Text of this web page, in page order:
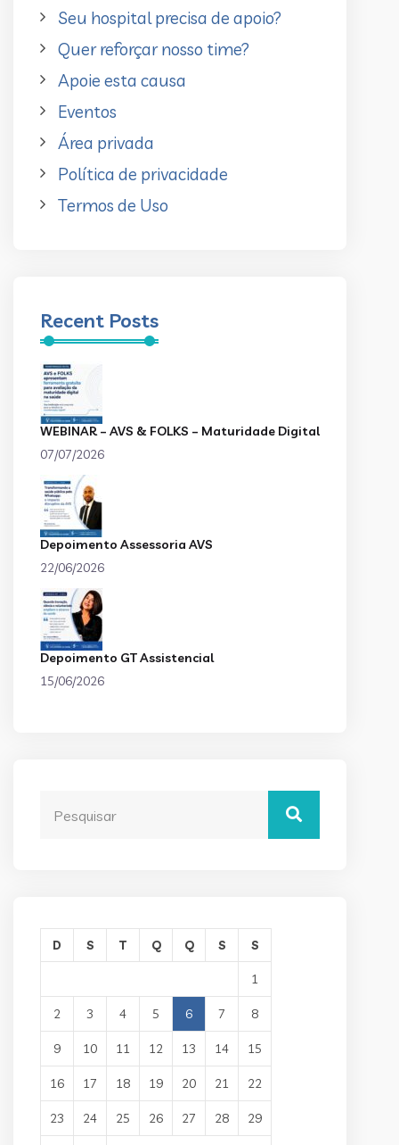
Seu hospital precisa de apoio?
Quer reforçar nosso time?
Apoie esta causa
Eventos
Área privada
Política de privacidade
Termos de Uso
Recent Posts
WEBINAR – AVS & FOLKS – Maturidade Digital
07/07/2026
Depoimento Assessoria AVS
22/06/2026
Depoimento GT Assistencial
15/06/2026
D S T Q Q S S
1
2 3 4 5 6 7 8
9 10 11 12 13 14 15
16 17 18 19 20 21 22
23 24 25 26 27 28 29